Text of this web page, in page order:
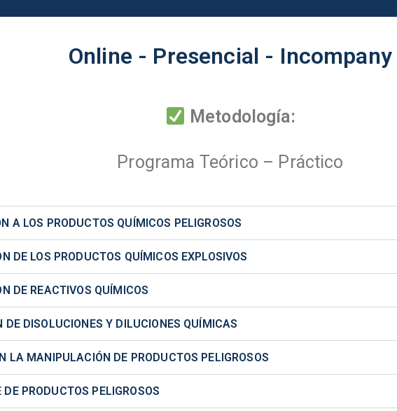
Online - Presencial - Incompany
Metodología:
Programa Teórico – Práctico
A LOS PRODUCTOS QUÍMICOS PELIGROSOS
DE LOS PRODUCTOS QUÍMICOS EXPLOSIVOS
DE REACTIVOS QUÍMICOS
DE DISOLUCIONES Y DILUCIONES QUÍMICAS
LA MANIPULACIÓN DE PRODUCTOS PELIGROSOS
PRODUCTOS PELIGROSOS